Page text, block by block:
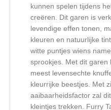
kunnen spelen tijdens
creëren. Dit garen is
levendige effen tonen,
kleuren en natuurlijke
witte puntjes wiens
sprookjes. Met dit garen
meest levensechte
kleurrijke beestjes. Met
aaibaarheidsfactor zal
kleintjes trekken. Furry